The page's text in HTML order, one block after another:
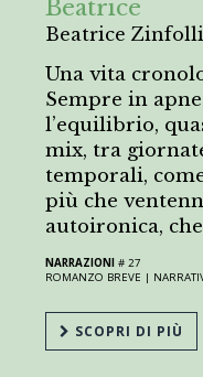
Beatrice
Beatrice
Una vita
Sempre in
l’equilibrio,
mix, tra
temporali,
più che
autoironica,
NARRAZIONI # 27
ROMANZO BREVE |
SCOPRI DI PIÙ